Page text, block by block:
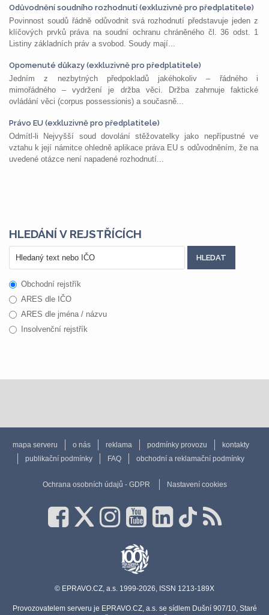
Odůvodnění soudního rozhodnutí (exkluzivně pro předplatitele)
Povinnost soudů řádně odůvodnit svá rozhodnutí představuje jeden z
klíčových prvků práva na soudní ochranu chráněného čl. 36 odst. 1
Listiny základních práv a svobod. Soudy mají...
Opomenuté důkazy (exkluzivně pro předplatitele)
Jedním z nezbytných předpokladů jakéhokoliv – řádného i
mimořádného – vydržení je držba věci. Držba zahrnuje faktické
ovládání věci (corpus possessionis) a současně...
Právo EU (exkluzivně pro předplatitele)
Odmítl-li Nejvyšší soud dovolání stěžovatelky jako nepřípustné ve
vztahu k její námitce ohledně aplikace práva EU s odůvodněním, že na
uvedené otázce není napadené rozhodnutí...
HLEDÁNÍ V REJSTŘÍCÍCH
Obchodní rejstřík
ARES dle IČO
ARES dle jména / názvu
Insolvenční rejstřík
mapa serveru o nás reklama podmínky provozu
kontakty
publikační podmínky
FAQ obchodní a reklamační podmínky
Ochrana osobních údajů - GDPR Nastavení cookies
© EPRAVO.CZ, a.s. 1999-2026, ISSN 1213-189X
Provozovatelem serveru je EPRAVO.CZ, a.s. se sídlem Dušní 907/10, Staré